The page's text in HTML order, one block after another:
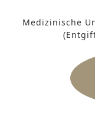
Medizinische